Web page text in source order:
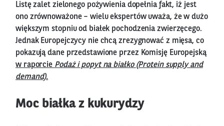
Listę zalet zielonego pożywienia dopełnia fakt, iż jest
ono zrównoważone – wielu ekspertów uważa, że w dużo
większym stopniu od białek pochodzenia zwierzęcego.
Jednak Europejczycy nie chcą zrezygnować z mięsa, co
pokazują dane przedstawione przez Komisję Europejską
w raporcie Podaż i popyt na białko (Protein supply and
demand).
Moc białka z kukurydzy